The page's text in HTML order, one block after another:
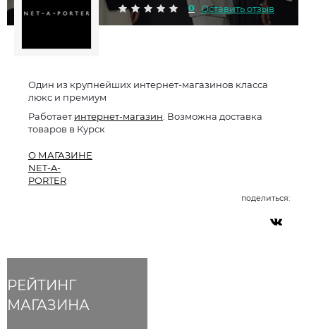
0 Оставить отзыв
РЕЙТИНГ
МАГАЗИНА
Один из крупнейших интернет-магазинов класса
люкс и премиум
Работаетинтернет-магазин . Возможна доставка
товаров в Курск
О МАГАЗИНЕ
NET-A-
PORTER
поделиться: